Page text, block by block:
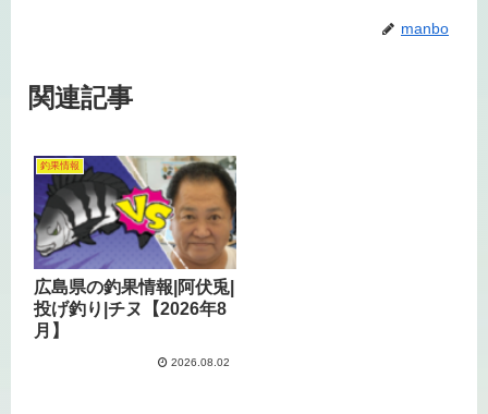
manbo
関連記事
釣果情報
広島県の釣果情報|阿伏兎|
投げ釣り|チヌ【2026年8
月】
2026.08.02